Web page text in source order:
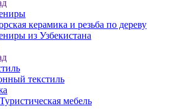
керамика и резьба по дереву
из Узбекистана
текстиль
мебель